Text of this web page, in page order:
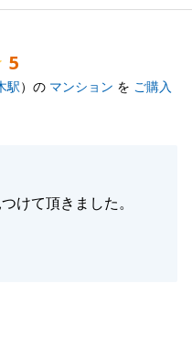
ついても、しっかりと
げます。
5
駅）の マンション を ご購入
けて頂きました。